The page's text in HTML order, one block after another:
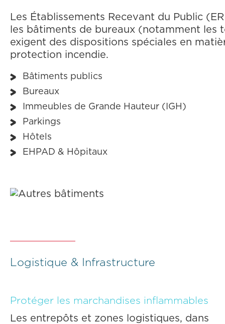
Les Établissements Recevant du Public
les bâtiments de bureaux (notamment les
exigent des dispositions spéciales en
protection incendie.
Bâtiments publics
Bureaux
Immeubles de Grande Hauteur (IGH)
Parkings
Hôtels
EHPAD & Hôpitaux
Logistique & Infrastructure
Protéger les marchandises inflammables
Les entrepôts et zones logistiques, dans